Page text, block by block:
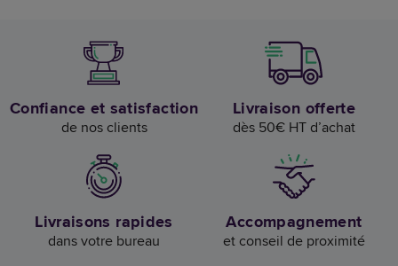
Confiance et satisfaction
de nos clients
Livraison offerte
dès 50€ HT d’achat
Livraisons rapides
dans votre bureau
Accompagnement
et conseil de proximité